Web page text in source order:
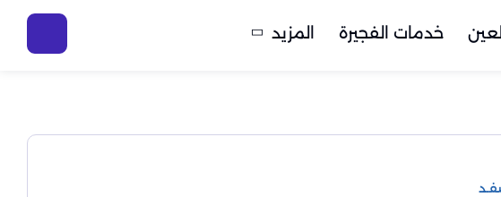
خدمات الفجيرة المزيد